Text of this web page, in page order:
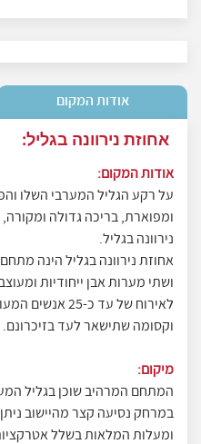
אודות המקום
אחוזת נירוונה בגליל:
אודות המקום:
על רקע הגליל המערבי השלו
ומפוארת, בריכה גדולה
נירוונה בגליל.
ושתי מערות אבן ייחודיות
לאירוח של עד כ-
וקסומה שתישאר לעד בזיכרונם.
מיקום:
המתחם המרהיב שוכן בגליל
במרחק נסיעה קצר מהיישוב
ומעלות המלאות בשלל